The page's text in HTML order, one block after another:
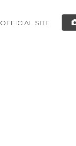
OFFICIAL SITE